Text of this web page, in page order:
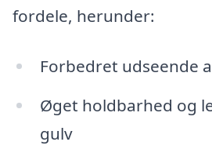
fordele, herunder:
Forbedret udseende
Øget holdbarhed og
gulv